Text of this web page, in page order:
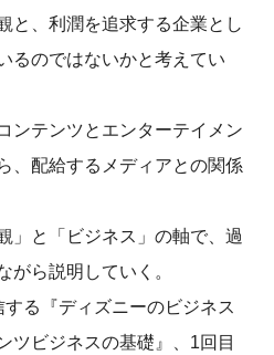
と、利潤を追求する企業とし
るのではないかと考えてい
ンテンツとエンターテイメン
、配給するメディアとの関係
」と「ビジネス」の軸で、過
がら説明していく。
る『ディズニーのビジネス
ツビジネスの基礎』、1回目